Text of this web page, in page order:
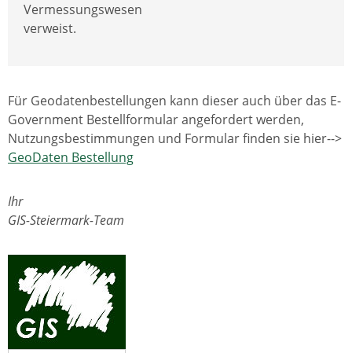
Vermessungswesen
verweist.
Für Geodatenbestellungen kann dieser auch über das E-
Government Bestellformular angefordert werden,
Nutzungsbestimmungen und Formular finden sie hier-->
GeoDaten Bestellung
Ihr
GIS-Steiermark-Team